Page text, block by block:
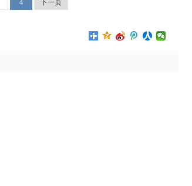
4 下一页